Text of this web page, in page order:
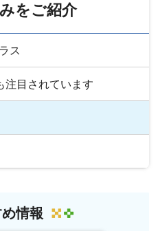
をご紹介
ス
注目されています
情報